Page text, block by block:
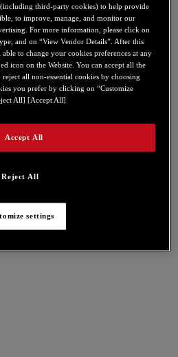
third-party cookies) to help provide
to improve, manage, and monitor our
For more information, please click on
and on “View Vendor Details”. After this
to change your cookies preferences at any
icon on the Website. You can accept all the
all non-essential cookies by choosing
you prefer by clicking on “Customize
All] [Accept All]
Reject All
Accept All
settings